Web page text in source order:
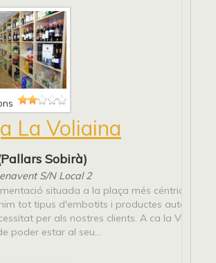
La Voliaina
Sobirà)
S/N Local 2
situada a la plaça més céntrica del
tot tipus d'embotits i productes autòctons
per als nostres clients. A ca la Voliaina
poder estar al seu...